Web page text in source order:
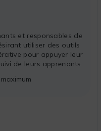
et responsables de
utiliser des outils
pour appuyer leur
de leurs apprenants.